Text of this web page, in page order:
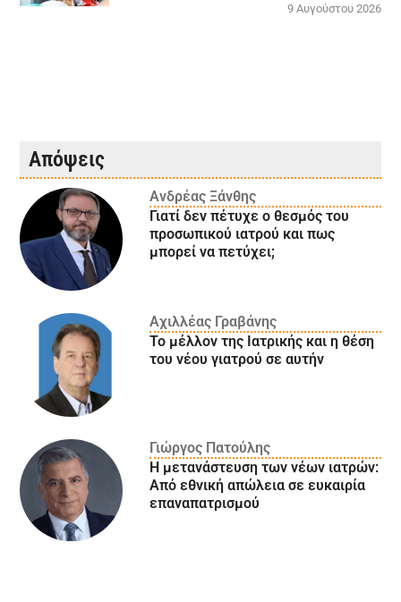
9 Αυγούστου 2026
Απόψεις
Ανδρέας Ξάνθης
Γιατί δεν πέτυχε ο θεσμός του
προσωπικού ιατρού και πως
μπορεί να πετύχει;
Αχιλλέας Γραβάνης
Το μέλλον της Ιατρικής και η θέση
του νέου γιατρού σε αυτήν
Γιώργος Πατούλης
Η μετανάστευση των νέων ιατρών:
Aπό εθνική απώλεια σε ευκαιρία
επαναπατρισμού